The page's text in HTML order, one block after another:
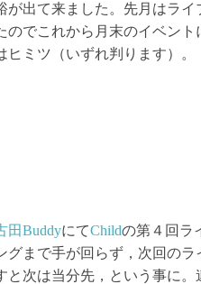
が出て来ました。先月はラ
のでこれから月末のイベン
ミツ（いずれ判ります）。
田BuddyにてChildの第４回ラ
グまで手が回らず，次回のラ
と次は当分先，という事に